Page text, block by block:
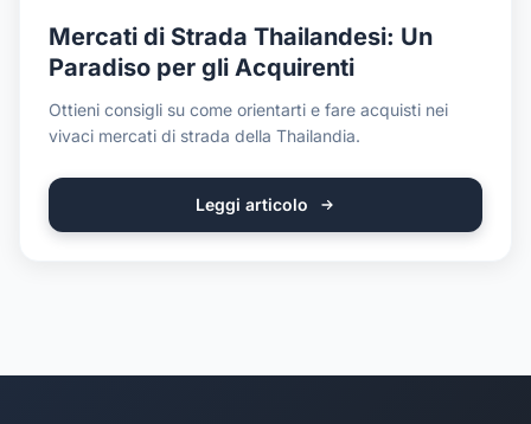
Mercati di Strada Thailandesi: Un
Paradiso per gli Acquirenti
Ottieni consigli su come orientarti e fare acquisti nei
vivaci mercati di strada della Thailandia.
Leggi articolo